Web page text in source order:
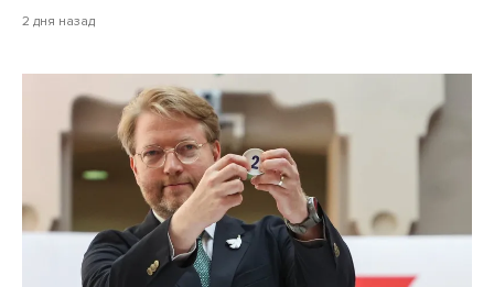
2 дня назад